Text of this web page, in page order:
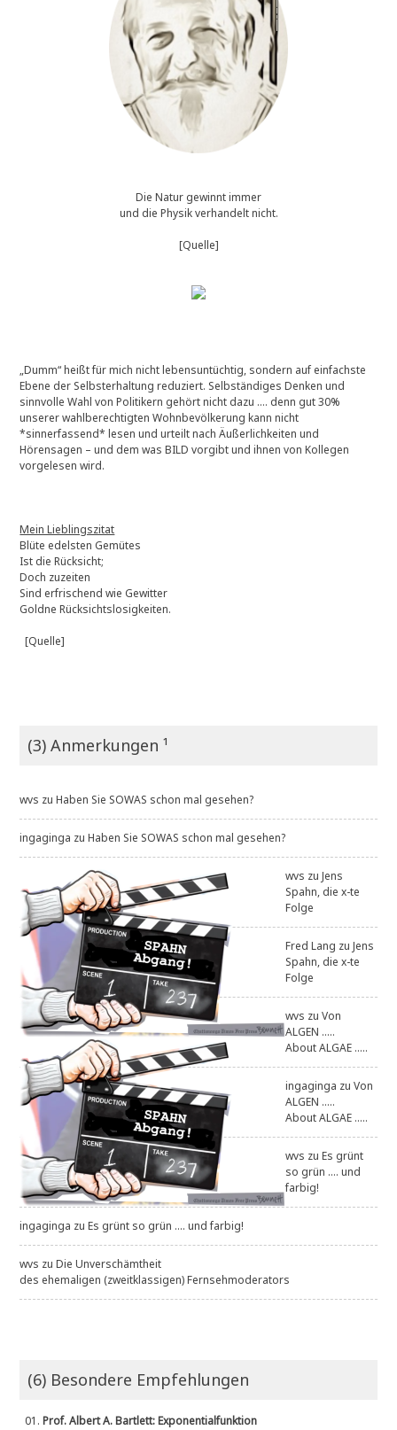
Die Natur gewinnt immer
und die Physik verhandelt nicht.
[Quelle]
„Dumm“ heißt für mich nicht lebensuntüchtig, sondern auf einfachste
Ebene der Selbsterhaltung reduziert. Selbständiges Denken und
sinnvolle Wahl von Politikern gehört nicht dazu …. denn gut 30%
unserer wahlberechtigten Wohnbevölkerung kann nicht
*sinnerfassend* lesen und urteilt nach Äußerlichkeiten und
Hörensagen – und dem was BILD vorgibt und ihnen von Kollegen
vorgelesen wird.
Mein Lieblingszitat
Blüte edelsten Gemütes
Ist die Rücksicht;
Doch zuzeiten
Sind erfrischend wie Gewitter
Goldne Rücksichtslosigkeiten.
[Quelle]
(3) Anmerkungen ¹
wvs zuHaben Sie SOWAS schon mal gesehen?
ingaginga zuHaben Sie SOWAS schon mal gesehen?
wvs zuJens
Spahn, die x-te
Folge
Fred Lang zuJens
Spahn, die x-te
Folge
wvs zuVon
ALGEN .....
About ALGAE .....
ingaginga zuVon
ALGEN .....
About ALGAE .....
wvs zuEs grünt
so grün .... und
farbig!
ingaginga zuEs grünt so grün .... und farbig!
wvs zuDie Unverschämtheit
des ehemaligen (zweitklassigen) Fernsehmoderators
(6) Besondere Empfehlungen
01.Prof. Albert A. Bartlett: Exponentialfunktion